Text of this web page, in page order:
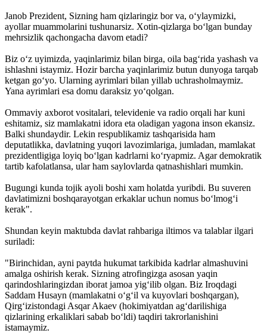
Janob Prezident, Sizning ham qizlaringiz bor va, o‘ylaymizki,
ayollar muammolarini tushunarsiz. Xotin-qizlarga bo‘lgan bunday
mehrsizlik qachongacha davom etadi?
Biz o‘z uyimizda, yaqinlarimiz bilan birga, oila bag‘rida yashash va
ishlashni istaymiz. Hozir barcha yaqinlarimiz butun dunyoga tarqab
ketgan go‘yo. Ularning ayrimlari bilan yillab uchrasholmaymiz.
Yana ayrimlari esa domu daraksiz yo‘qolgan.
Ommaviy axborot vositalari, televidenie va radio orqali har kuni
eshitamiz, siz mamlakatni idora eta oladigan yagona inson ekansiz.
Balki shundaydir. Lekin respublikamiz tashqarisida ham
deputatlikka, davlatning yuqori lavozimlariga, jumladan, mamlakat
prezidentligiga loyiq bo‘lgan kadrlarni ko‘ryapmiz. Agar demokratik
tartib kafolatlansa, ular ham saylovlarda qatnashishlari mumkin.
Bugungi kunda tojik ayoli boshi xam holatda yuribdi. Bu suveren
davlatimizni boshqarayotgan erkaklar uchun nomus bo‘lmog‘i
kerak".
Shundan keyin maktubda davlat rahbariga iltimos va talablar ilgari
suriladi:
"Birinchidan, ayni paytda hukumat tarkibida kadrlar almashuvini
amalga oshirish kerak. Sizning atrofingizga asosan yaqin
qarindoshlaringizdan iborat jamoa yig‘ilib olgan. Biz Iroqdagi
Saddam Husayn (mamlakatni o‘g‘il va kuyovlari bosh­qargan),
Qirg‘izistondagi Asqar Akaev (hokimiyatdan ag‘darilishiga
qizlarining erkaliklari sabab bo‘ldi) taqdiri takrorlanishini
istamaymiz.